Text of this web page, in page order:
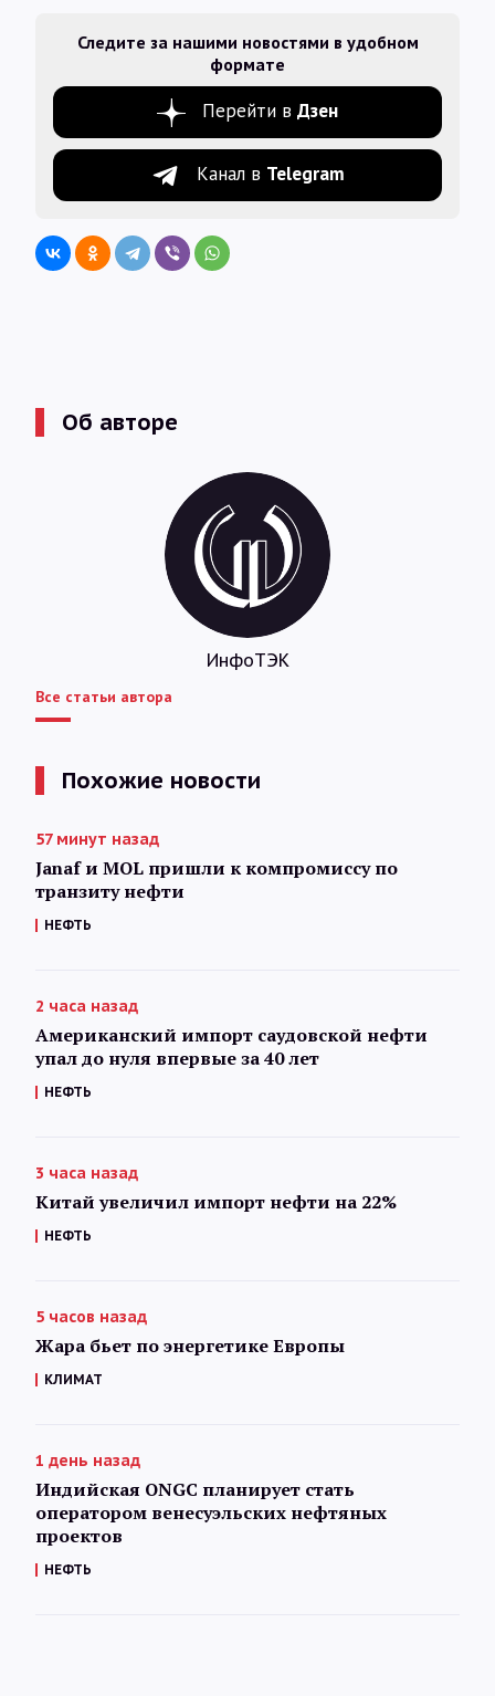
Следите за нашими новостями в удобном
формате
Перейти в Дзен
Канал в Telegram
Об авторе
ИнфоТЭК
Все статьи автора
Похожие новости
57 минут назад
Janaf и MOL пришли к компромиссу по
транзиту нефти
НЕФТЬ
2 часа назад
Американский импорт саудовской нефти
упал до нуля впервые за 40 лет
НЕФТЬ
3 часа назад
Китай увеличил импорт нефти на 22%
НЕФТЬ
5 часов назад
Жара бьет по энергетике Европы
КЛИМАТ
1 день назад
Индийская ONGC планирует стать
оператором венесуэльских нефтяных
проектов
НЕФТЬ